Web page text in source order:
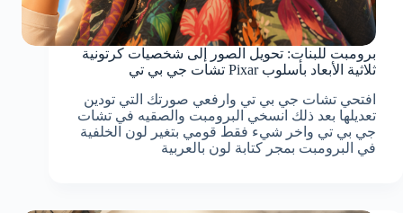
برومبت للبنات: تحويل الصور إلى شخصيات كرتونية
ثلاثية الأبعاد بأسلوب Pixar تشات جي بي تي
افتحي تشات جي بي تي وارفعي صورتك التي تودين
تعديلها بعد ذلك انسخي البرومبت والصقيه في تشات
جي بي تي واخر شيء فقط قومي بتغير لون الخلفية
في البرومبت بمجر كتابة لون بالعربية